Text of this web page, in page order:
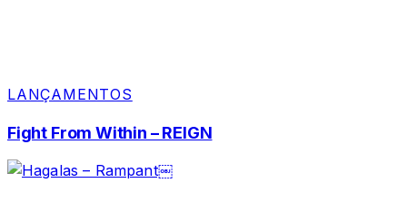
LANÇAMENTOS
Fight From Within – REIGN